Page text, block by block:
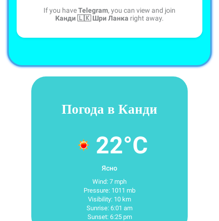
👉 Реклама
🤖 Разбан@un_bun_bot
If you haveTelegram, you can view and join
Канди 🇱🇰 Шри Ланка right away.
Погода в Канди
22°C
Ясно
Wind: 7 mph
Pressure: 1011 mb
Visibility: 10 km
Sunrise: 6:01 am
Sunset: 6:25 pm